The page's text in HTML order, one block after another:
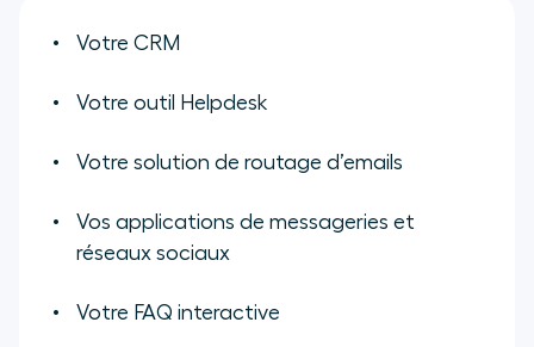
Votre CRM
Votre outil Helpdesk
Votre solution de routage d’emails
Vos applications de messageries et
réseaux sociaux
Votre FAQ interactive